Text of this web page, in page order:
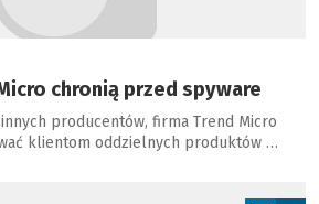
chronią przed spyware
producentów, firma Trend Micro
klientom oddzielnych produktów …